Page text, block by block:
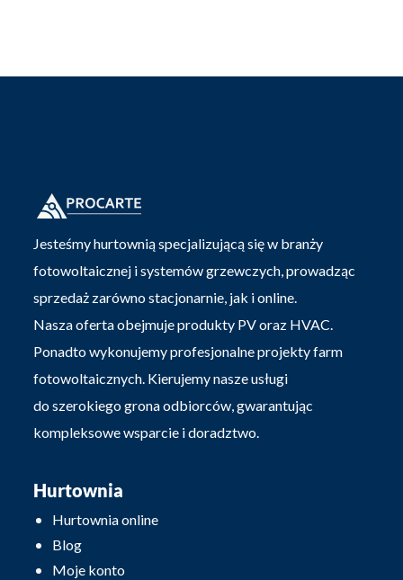
Jesteśmy hurtownią specjalizującą się w branży
fotowoltaicznej i systemów grzewczych, prowadząc
sprzedaż zarówno stacjonarnie, jak i online.
Nasza oferta obejmuje produkty PV oraz HVAC.
Ponadto wykonujemy profesjonalne projekty farm
fotowoltaicznych. Kierujemy nasze usługi
do szerokiego grona odbiorców, gwarantując
kompleksowe wsparcie i doradztwo.
Hurtownia
Hurtownia online
Blog
Moje konto